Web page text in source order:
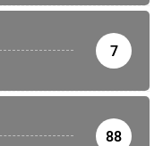
7
88